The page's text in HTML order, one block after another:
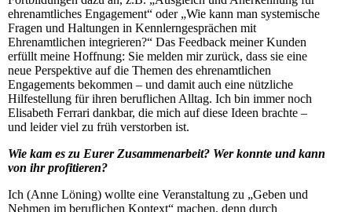
ehrenamtliches Engagement“ oder „Wie kann man systemische
Fragen und Haltungen in Kennlerngesprächen mit
Ehrenamtlichen integrieren?“ Das Feedback meiner Kunden
erfüllt meine Hoffnung: Sie melden mir zurück, dass sie eine
neue Perspektive auf die Themen des ehrenamtlichen
Engagements bekommen – und damit auch eine nützliche
Hilfestellung für ihren beruflichen Alltag. Ich bin immer noch
Elisabeth Ferrari dankbar, die mich auf diese Ideen brachte –
und leider viel zu früh verstorben ist.
Wie kam es zu Eurer Zusammenarbeit? Wer konnte und kann
von ihr profitieren?
Ich (Anne Löning) wollte eine Veranstaltung zu „Geben und
Nehmen im beruflichen Kontext“ machen, denn durch